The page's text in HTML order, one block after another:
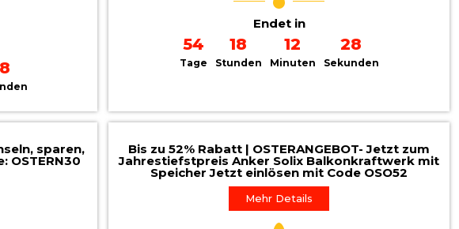
Endet in
54
Tage
18
Stunden
12
Minuten
26
Sekunden
sparen,
OSTERN30
Bis zu 52% Rabatt | OSTERANGEBOT- Jetzt zum
Jahrestiefstpreis Anker Solix Balkonkraftwerk mit
Speicher Jetzt einlösen mit Code OSO52
Mehr Details